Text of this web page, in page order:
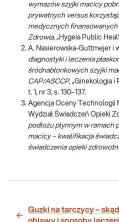
wymazów szyjki macicy
prywatnych versus
medycznych
Zdrowia, „Hygeia Public
A. Nasierowska-Guttmejer i
diagnostyki i leczenia
śródnabłonkowych szyjki
CAP/ASCCP, „Ginekologia i
t. 1, nr 3, s. 130–137.
Agencja Oceny Technologii
Wydział Świadczeń Opieki
podłożu płynnym w ramach
macicy – kwalifikacja
świadczenia opieki
Guzki na tarczycy –